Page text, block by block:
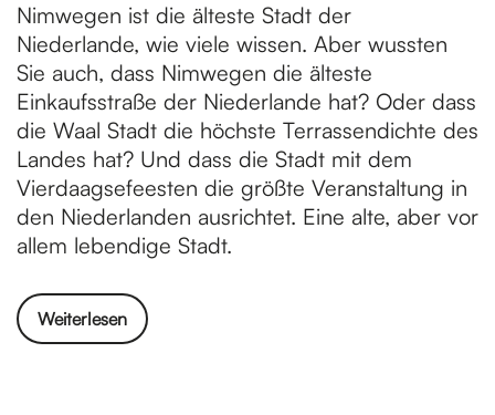
Nimwegen ist die älteste Stadt der
Niederlande, wie viele wissen. Aber wussten
Sie auch, dass Nimwegen die älteste
Einkaufsstraße der Niederlande hat? Oder dass
die Waal Stadt die höchste Terrassendichte des
Landes hat? Und dass die Stadt mit dem
Vierdaagsefeesten die größte Veranstaltung in
den Niederlanden ausrichtet. Eine alte, aber vor
allem lebendige Stadt.
Weiterlesen